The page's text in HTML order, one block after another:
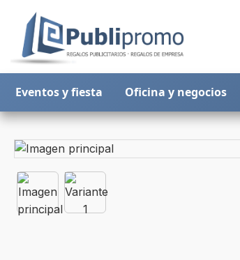
Eventos y fiesta Oficina y negocios